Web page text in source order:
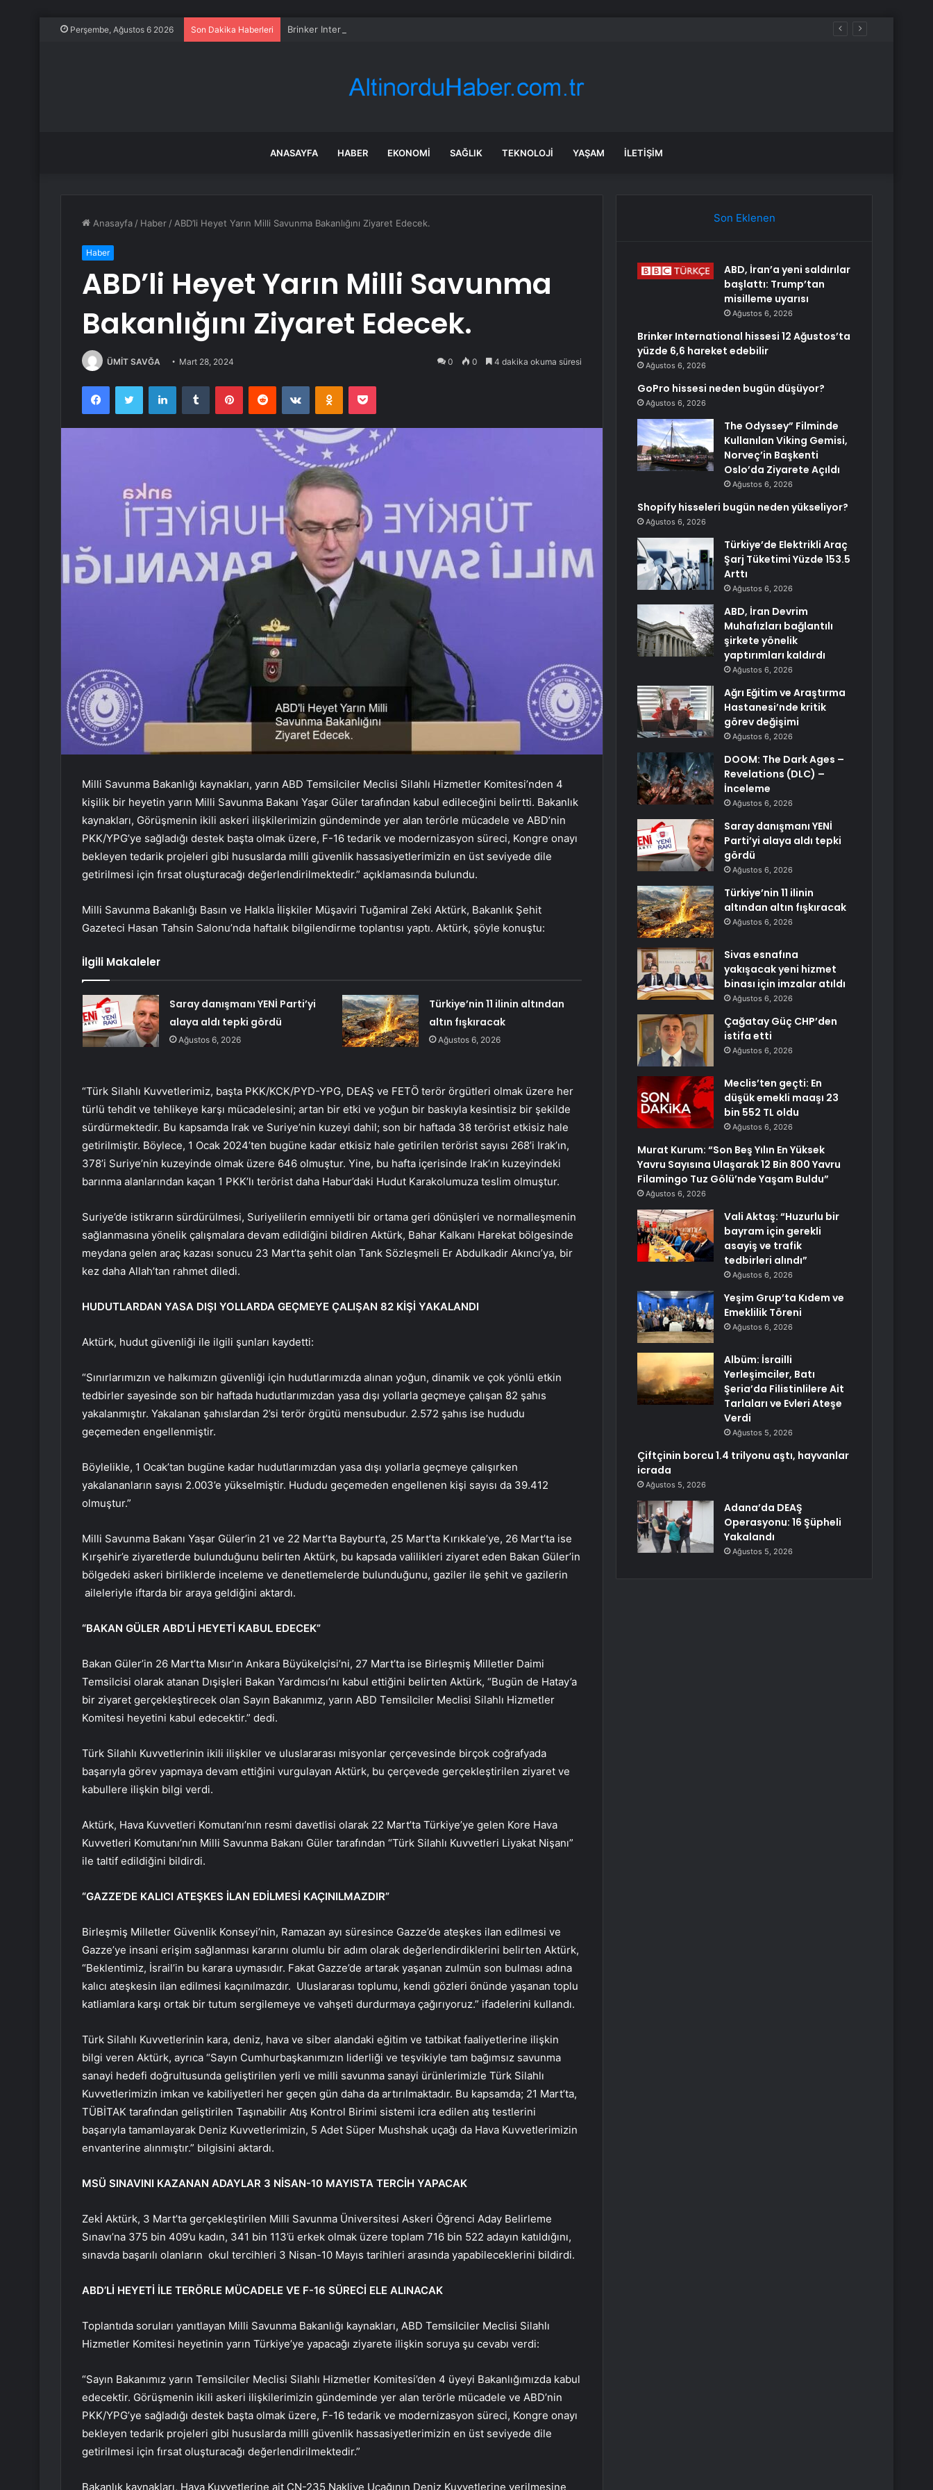
Perşembe, Ağustos 6 2026 Son Dakika Haberleri Brinker International hissesi 12 Ağustos’ta yüzde 6,6 hareket edebilir
ANASAYFA HABER EKONOMI SAĞLIK TEKNOLOJI YAŞAM İLETIŞIM
Anasayfa / Haber / ABD’li Heyet Yarın Milli Savunma Bakanlığını Ziyaret Edecek.
Haber
ABD’li Heyet Yarın Milli Savunma
Bakanlığını Ziyaret Edecek.
ÜMİT SAVĞA Mart 28, 2024 0 0 4 dakika okuma süresi
FacebookTwitter LinkedInTumblr PinterestReddit VKontakteOdnoklassniki
Pocket
Milli Savunma Bakanlığı kaynakları, yarın ABD Temsilciler Meclisi Silahlı Hizmetler Komitesi’nden 4
kişilik bir heyetin yarın Milli Savunma Bakanı Yaşar Güler tarafından kabul edileceğini belirtti. Bakanlık
kaynakları, Görüşmenin ikili askeri ilişkilerimizin gündeminde yer alan terörle mücadele ve ABD’nin
PKK/YPG’ye sağladığı destek başta olmak üzere, F-16 tedarik ve modernizasyon süreci, Kongre onayı
bekleyen tedarik projeleri gibi hususlarda milli güvenlik hassasiyetlerimizin en üst seviyede dile
getirilmesi için fırsat oluşturacağı değerlendirilmektedir.” açıklamasında bulundu.
Milli Savunma Bakanlığı Basın ve Halkla İlişkiler Müşaviri Tuğamiral Zeki Aktürk, Bakanlık Şehit
Gazeteci Hasan Tahsin Salonu’nda haftalık bilgilendirme toplantısı yaptı. Aktürk, şöyle konuştu:
İlgili Makaleler
Saray danışmanı YENİ Parti’yi
alaya aldı tepki gördü
Ağustos 6, 2026
Türkiye’nin 11 ilinin altından
altın fışkıracak
Ağustos 6, 2026
“Türk Silahlı Kuvvetlerimiz, başta PKK/KCK/PYD-YPG, DEAŞ ve FETÖ terör örgütleri olmak üzere her
türlü tehdit ve tehlikeye karşı mücadelesini; artan bir etki ve yoğun bir baskıyla kesintisiz bir şekilde
sürdürmektedir. Bu kapsamda Irak ve Suriye’nin kuzeyi dahil; son bir haftada 38 terörist etkisiz hale
getirilmiştir. Böylece, 1 Ocak 2024’ten bugüne kadar etkisiz hale getirilen terörist sayısı 268’i Irak’ın,
378’i Suriye’nin kuzeyinde olmak üzere 646 olmuştur. Yine, bu hafta içerisinde Irak’ın kuzeyindeki
barınma alanlarından kaçan 1 PKK’lı terörist daha Habur’daki Hudut Karakolumuza teslim olmuştur.
Suriye’de istikrarın sürdürülmesi, Suriyelilerin emniyetli bir ortama geri dönüşleri ve normalleşmenin
sağlanmasına yönelik çalışmalara devam edildiğini bildiren Aktürk, Bahar Kalkanı Harekat bölgesinde
meydana gelen araç kazası sonucu 23 Mart’ta şehit olan Tank Sözleşmeli Er Abdulkadir Akıncı’ya, bir
kez daha Allah’tan rahmet diledi.
HUDUTLARDAN YASA DIŞI YOLLARDA GEÇMEYE ÇALIŞAN 82 KİŞİ YAKALANDI
Aktürk, hudut güvenliği ile ilgili şunları kaydetti:
“Sınırlarımızın ve halkımızın güvenliği için hudutlarımızda alınan yoğun, dinamik ve çok yönlü etkin
tedbirler sayesinde son bir haftada hudutlarımızdan yasa dışı yollarla geçmeye çalışan 82 şahıs
yakalanmıştır. Yakalanan şahıslardan 2’si terör örgütü mensubudur. 2.572 şahıs ise hududu
geçemeden engellenmiştir.
Böylelikle, 1 Ocak’tan bugüne kadar hudutlarımızdan yasa dışı yollarla geçmeye çalışırken
yakalananların sayısı 2.003’e yükselmiştir. Hududu geçemeden engellenen kişi sayısı da 39.412
olmuştur.”
Milli Savunma Bakanı Yaşar Güler’in 21 ve 22 Mart’ta Bayburt’a, 25 Mart’ta Kırıkkale’ye, 26 Mart’ta ise
Kırşehir’e ziyaretlerde bulunduğunu belirten Aktürk, bu kapsada valilikleri ziyaret eden Bakan Güler’in
bölgedeki askeri birliklerde inceleme ve denetlemelerde bulunduğunu, gaziler ile şehit ve gazilerin
aileleriyle iftarda bir araya geldiğini aktardı.
“BAKAN GÜLER ABD’Lİ HEYETİ KABUL EDECEK”
Bakan Güler’in 26 Mart’ta Mısır’ın Ankara Büyükelçisi’ni, 27 Mart’ta ise Birleşmiş Milletler Daimi
Temsilcisi olarak atanan Dışişleri Bakan Yardımcısı’nı kabul ettiğini belirten Aktürk, “Bugün de Hatay’a
bir ziyaret gerçekleştirecek olan Sayın Bakanımız, yarın ABD Temsilciler Meclisi Silahlı Hizmetler
Komitesi heyetini kabul edecektir.” dedi.
Türk Silahlı Kuvvetlerinin ikili ilişkiler ve uluslararası misyonlar çerçevesinde birçok coğrafyada
başarıyla görev yapmaya devam ettiğini vurgulayan Aktürk, bu çerçevede gerçekleştirilen ziyaret ve
kabullere ilişkin bilgi verdi.
Aktürk, Hava Kuvvetleri Komutanı’nın resmi davetlisi olarak 22 Mart’ta Türkiye’ye gelen Kore Hava
Kuvvetleri Komutanı’nın Milli Savunma Bakanı Güler tarafından “Türk Silahlı Kuvvetleri Liyakat Nişanı”
ile taltif edildiğini bildirdi.
“GAZZE’DE KALICI ATEŞKES İLAN EDİLMESİ KAÇINILMAZDIR”
Birleşmiş Milletler Güvenlik Konseyi’nin, Ramazan ayı süresince Gazze’de ateşkes ilan edilmesi ve
Gazze’ye insani erişim sağlanması kararını olumlu bir adım olarak değerlendirdiklerini belirten Aktürk,
“Beklentimiz, İsrail’in bu karara uymasıdır. Fakat Gazze’de artarak yaşanan zulmün son bulması adına
kalıcı ateşkesin ilan edilmesi kaçınılmazdır. Uluslararası toplumu, kendi gözleri önünde yaşanan toplu
katliamlara karşı ortak bir tutum sergilemeye ve vahşeti durdurmaya çağırıyoruz.” ifadelerini kullandı.
Türk Silahlı Kuvvetlerinin kara, deniz, hava ve siber alandaki eğitim ve tatbikat faaliyetlerine ilişkin
bilgi veren Aktürk, ayrıca “Sayın Cumhurbaşkanımızın liderliği ve teşvikiyle tam bağımsız savunma
sanayi hedefi doğrultusunda geliştirilen yerli ve milli savunma sanayi ürünlerimizle Türk Silahlı
Kuvvetlerimizin imkan ve kabiliyetleri her geçen gün daha da artırılmaktadır. Bu kapsamda; 21 Mart’ta,
TÜBİTAK tarafından geliştirilen Taşınabilir Atış Kontrol Birimi sistemi icra edilen atış testlerini
başarıyla tamamlayarak Deniz Kuvvetlerimizin, 5 Adet Süper Mushshak uçağı da Hava Kuvvetlerimizin
envanterine alınmıştır.” bilgisini aktardı.
MSÜ SINAVINI KAZANAN ADAYLAR 3 NİSAN-10 MAYISTA TERCİH YAPACAK
Zekİ Aktürk, 3 Mart’ta gerçekleştirilen Milli Savunma Üniversitesi Askeri Öğrenci Aday Belirleme
Sınavı’na 375 bin 409’u kadın, 341 bin 113’ü erkek olmak üzere toplam 716 bin 522 adayın katıldığını,
sınavda başarılı olanların okul tercihleri 3 Nisan-10 Mayıs tarihleri arasında yapabileceklerini bildirdi.
ABD’Lİ HEYETİ İLE TERÖRLE MÜCADELE VE F-16 SÜRECİ ELE ALINACAK
Toplantıda soruları yanıtlayan Milli Savunma Bakanlığı kaynakları, ABD Temsilciler Meclisi Silahlı
Hizmetler Komitesi heyetinin yarın Türkiye’ye yapacağı ziyarete ilişkin soruya şu cevabı verdi:
“Sayın Bakanımız yarın Temsilciler Meclisi Silahlı Hizmetler Komitesi’den 4 üyeyi Bakanlığımızda kabul
edecektir. Görüşmenin ikili askeri ilişkilerimizin gündeminde yer alan terörle mücadele ve ABD’nin
PKK/YPG’ye sağladığı destek başta olmak üzere, F-16 tedarik ve modernizasyon süreci, Kongre onayı
bekleyen tedarik projeleri gibi hususlarda milli güvenlik hassasiyetlerimizin en üst seviyede dile
getirilmesi için fırsat oluşturacağı değerlendirilmektedir.”
Bakanlık kaynakları, Hava Kuvvetlerine ait CN-235 Nakliye Uçağının Deniz Kuvvetlerine verilmesine
Son Eklenen
ABD, İran’a yeni saldırılar
başlattı: Trump’tan
misilleme uyarısı
Ağustos 6, 2026
Brinker International hissesi 12 Ağustos’ta
yüzde 6,6 hareket edebilir
Ağustos 6, 2026
GoPro hissesi neden bugün düşüyor?
Ağustos 6, 2026
The Odyssey” Filminde
Kullanılan Viking Gemisi,
Norveç’in Başkenti
Oslo’da Ziyarete Açıldı
Ağustos 6, 2026
Shopify hisseleri bugün neden yükseliyor?
Ağustos 6, 2026
Türkiye’de Elektrikli Araç
Şarj Tüketimi Yüzde 153.5
Arttı
Ağustos 6, 2026
ABD, İran Devrim
Muhafızları bağlantılı
şirkete yönelik
yaptırımları kaldırdı
Ağustos 6, 2026
Ağrı Eğitim ve Araştırma
Hastanesi’nde kritik
görev değişimi
Ağustos 6, 2026
DOOM: The Dark Ages –
Revelations (DLC) –
İnceleme
Ağustos 6, 2026
Saray danışmanı YENİ
Parti’yi alaya aldı tepki
gördü
Ağustos 6, 2026
Türkiye’nin 11 ilinin
altından altın fışkıracak
Ağustos 6, 2026
Sivas esnafına
yakışacak yeni hizmet
binası için imzalar atıldı
Ağustos 6, 2026
Çağatay Güç CHP’den
istifa etti
Ağustos 6, 2026
Meclis’ten geçti: En
düşük emekli maaşı 23
bin 552 TL oldu
Ağustos 6, 2026
Murat Kurum: “Son Beş Yılın En Yüksek
Yavru Sayısına Ulaşarak 12 Bin 800 Yavru
Filamingo Tuz Gölü’nde Yaşam Buldu”
Ağustos 6, 2026
Vali Aktaş: “Huzurlu bir
bayram için gerekli
asayiş ve trafik
tedbirleri alındı”
Ağustos 6, 2026
Yeşim Grup’ta Kıdem ve
Emeklilik Töreni
Ağustos 6, 2026
Albüm: İsrailli
Yerleşimciler, Batı
Şeria’da Filistinlilere Ait
Tarlaları ve Evleri Ateşe
Verdi
Ağustos 5, 2026
Çiftçinin borcu 1.4 trilyonu aştı, hayvanlar
icrada
Ağustos 5, 2026
Adana’da DEAŞ
Operasyonu: 16 Şüpheli
Yakalandı
Ağustos 5, 2026